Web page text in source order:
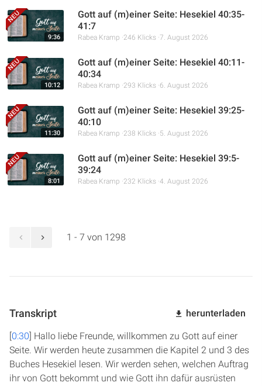
9:36
Gott auf (m)einer Seite: Hesekiel 40:35-
41:7
Rabea Kramp 246 Klicks 7. August 2026
10:12
Gott auf (m)einer Seite: Hesekiel 40:11-
40:34
Rabea Kramp 293 Klicks 6. August 2026
11:30
Gott auf (m)einer Seite: Hesekiel 39:25-
40:10
Rabea Kramp 238 Klicks 5. August 2026
8:01
Gott auf (m)einer Seite: Hesekiel 39:5-
39:24
Rabea Kramp 232 Klicks 4. August 2026
1 - 7 von 1298
Transkript herunterladen
[0:30] Hallo liebe Freunde, willkommen zu Gott auf einer
Seite. Wir werden heute zusammen die Kapitel 2 und 3 des
Buches Hesekiel lesen. Wir werden sehen, welchen Auftrag
ihr von Gott bekommt und wie Gott ihn dafür ausrüsten